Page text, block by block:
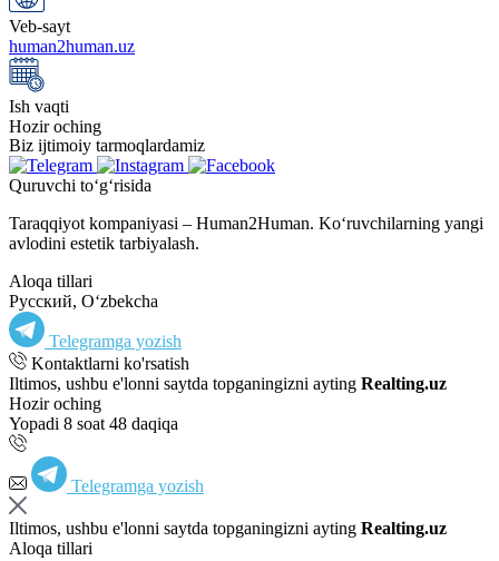
Veb-sayt
human2human.uz
Ish vaqti
Hozir oching
Biz ijtimoiy tarmoqlardamiz
Quruvchi to‘g‘risida
Taraqqiyot kompaniyasi – Human2Human. Ko‘ruvchilarning yangi
avlodini estetik tarbiyalash.
Aloqa tillari
Русский, Oʻzbekcha
Telegramga yozish
Kontaktlarni ko'rsatish
Iltimos, ushbu e'lonni saytda topganingizni ayting Realting.uz
Hozir oching
Yopadi 8 soat 48 daqiqa
Telegramga yozish
Iltimos, ushbu e'lonni saytda topganingizni ayting Realting.uz
Aloqa tillari